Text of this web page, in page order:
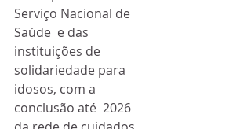
Serviço Nacional de
Saúde  e das
instituições de
solidariedade para
idosos, com a
conclusão até  2026